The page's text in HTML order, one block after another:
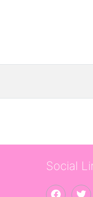
Social